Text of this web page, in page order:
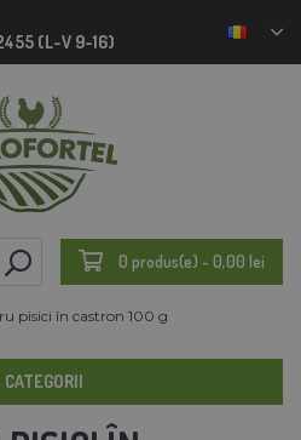
(L-V 9-16)
0 produs(e) - 0,00 lei
pisici în castron 100 g
CATEGORII